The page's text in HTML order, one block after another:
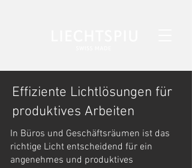
Effiziente Lichtlösungen für
produktives Arbeiten
In Büros und Geschäftsräumen ist das
richtige Licht entscheidend für ein
angenehmes und produktives